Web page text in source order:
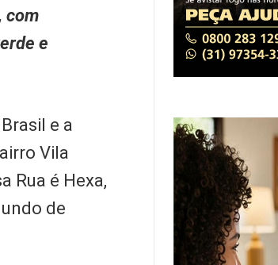
com
e
e a
Vila
Rua é Hexa,
de